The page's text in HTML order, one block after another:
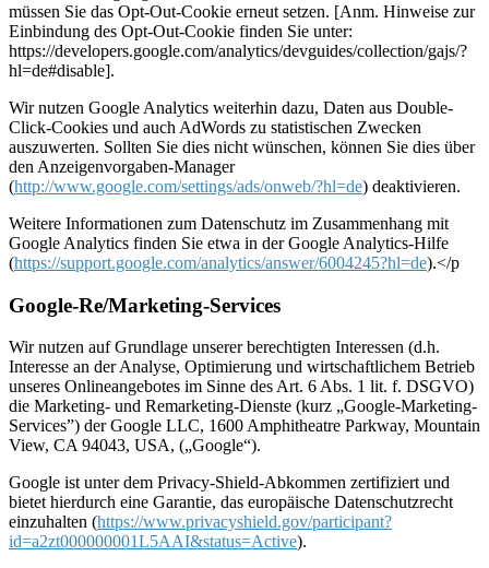
müssen Sie das Opt-Out-Cookie erneut setzen. [Anm. Hinweise zur
Einbindung des Opt-Out-Cookie finden Sie unter:
https://developers.google.com/analytics/devguides/collection/gajs/?
hl=de#disable].
Wir nutzen Google Analytics weiterhin dazu, Daten aus Double-
Click-Cookies und auch AdWords zu statistischen Zwecken
auszuwerten. Sollten Sie dies nicht wünschen, können Sie dies über
den Anzeigenvorgaben-Manager
(http://www.google.com/settings/ads/onweb/?hl=de) deaktivieren.
Weitere Informationen zum Datenschutz im Zusammenhang mit
Google Analytics finden Sie etwa in der Google Analytics-Hilfe
(https://support.google.com/analytics/answer/6004245?hl=de).</p
Google-Re/Marketing-Services
Wir nutzen auf Grundlage unserer berechtigten Interessen (d.h.
Interesse an der Analyse, Optimierung und wirtschaftlichem Betrieb
unseres Onlineangebotes im Sinne des Art. 6 Abs. 1 lit. f. DSGVO)
die Marketing- und Remarketing-Dienste (kurz „Google-Marketing-
Services”) der Google LLC, 1600 Amphitheatre Parkway, Mountain
View, CA 94043, USA, („Google“).
Google ist unter dem Privacy-Shield-Abkommen zertifiziert und
bietet hierdurch eine Garantie, das europäische Datenschutzrecht
einzuhalten (https://www.privacyshield.gov/participant?
id=a2zt000000001L5AAI&status=Active).